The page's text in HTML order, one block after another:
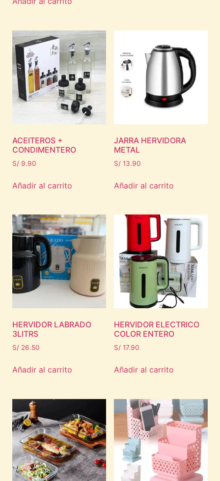
ACEITEROS +
CONDIMENTERO
S/ 9.90
Añadir al carrito
JARRA HERVIDORA
METAL
S/13.90
Añadir al carrito
HERVIDOR LABRADO
3LITRS
S/ 26.50
Añadir al carrito
HERVIDOR ELECTRICO
COLOR ENTERO
S/17.90
Añadir al carrito